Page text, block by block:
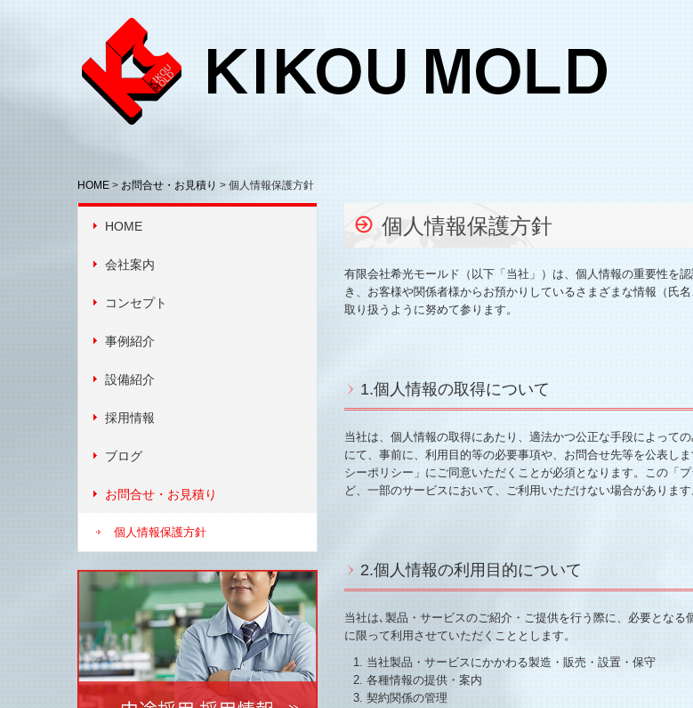
HOME お問合せ・お見積り 個人情報保護方針
HOME
会社案内
コンセプト
事例紹介
設備紹介
採用情報
ブログ
お問合せ・お見積り
個人情報保護方針
個人情報保護方針
有限会社希光モールド（以下「当社」）は、個人情報の重要性を
き、お客様や関係者様からお預かりしているさまざまな情報（氏
取り扱うように努めて参ります。
1.個人情報の取得について
当社は、個人情報の取得にあたり、適法かつ公正な手段によって
にて、事前に、利用目的等の必要事項や、お問合せ先等を公表し
シーポリシー」にご同意いただくことが必須となります。この「
ど、一部のサービスにおいて、ご利用いただけない場合があります
2.個人情報の利用目的について
当社は､製品・サービスのご紹介・ご提供を行う際に、必要とな
に限って利用させていただくこととします。
当社製品・サービスにかかわる製造・販売・設置・保守
各種情報の提供・案内
契約関係の管理